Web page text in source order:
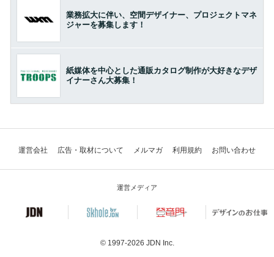
業務拡大に伴い、空間デザイナー、プロジェクトマネ
ジャーを募集します！
紙媒体を中心とした通販カタログ制作が大好きなデザ
イナーさん大募集！
運営会社 広告・取材について メルマガ 利用規約 お問い合わせ
運営メディア
© 1997-2026 JDN Inc.